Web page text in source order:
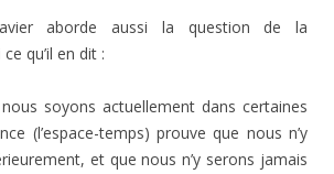
aborde aussi la question de la
qu’il en dit :
soyons actuellement dans certaines
(l’espace-temps) prouve que nous n’y
et que nous n’y serons jamais